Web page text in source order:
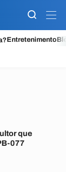
Entretenimento
que
077